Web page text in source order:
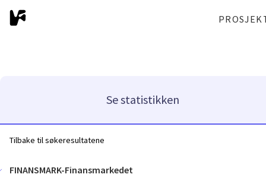
Se statistikken
Tilbake til søkeresultatene
FINANSMARK-Finansmarkedet